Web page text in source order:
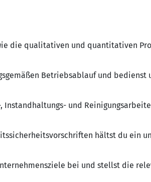
die qualitativen und quantitativen
Betriebsablauf und bedienst
Instandhaltungs- und
hältst du ein
bei und stellst die